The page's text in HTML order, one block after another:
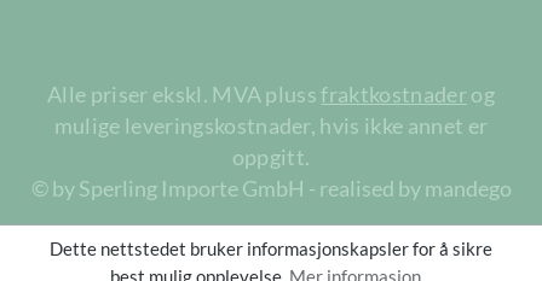
Alle priser ekskl. MVA plussfraktkostnaderog
mulige leveringskostnader, hvis ikke annet er
oppgitt.
© by Sperling Importe GmbH - realised by mandego
Dette nettstedet bruker informasjonskapsler for å sikre
best mulig opplevelse. Mer informasjon...